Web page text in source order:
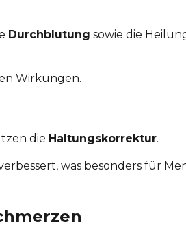
Durchblutung sowie die
Wirkungen.
die Haltungskorrektur.
was besonders für